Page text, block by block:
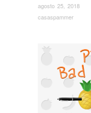
agosto 25, 2018
casaspammer